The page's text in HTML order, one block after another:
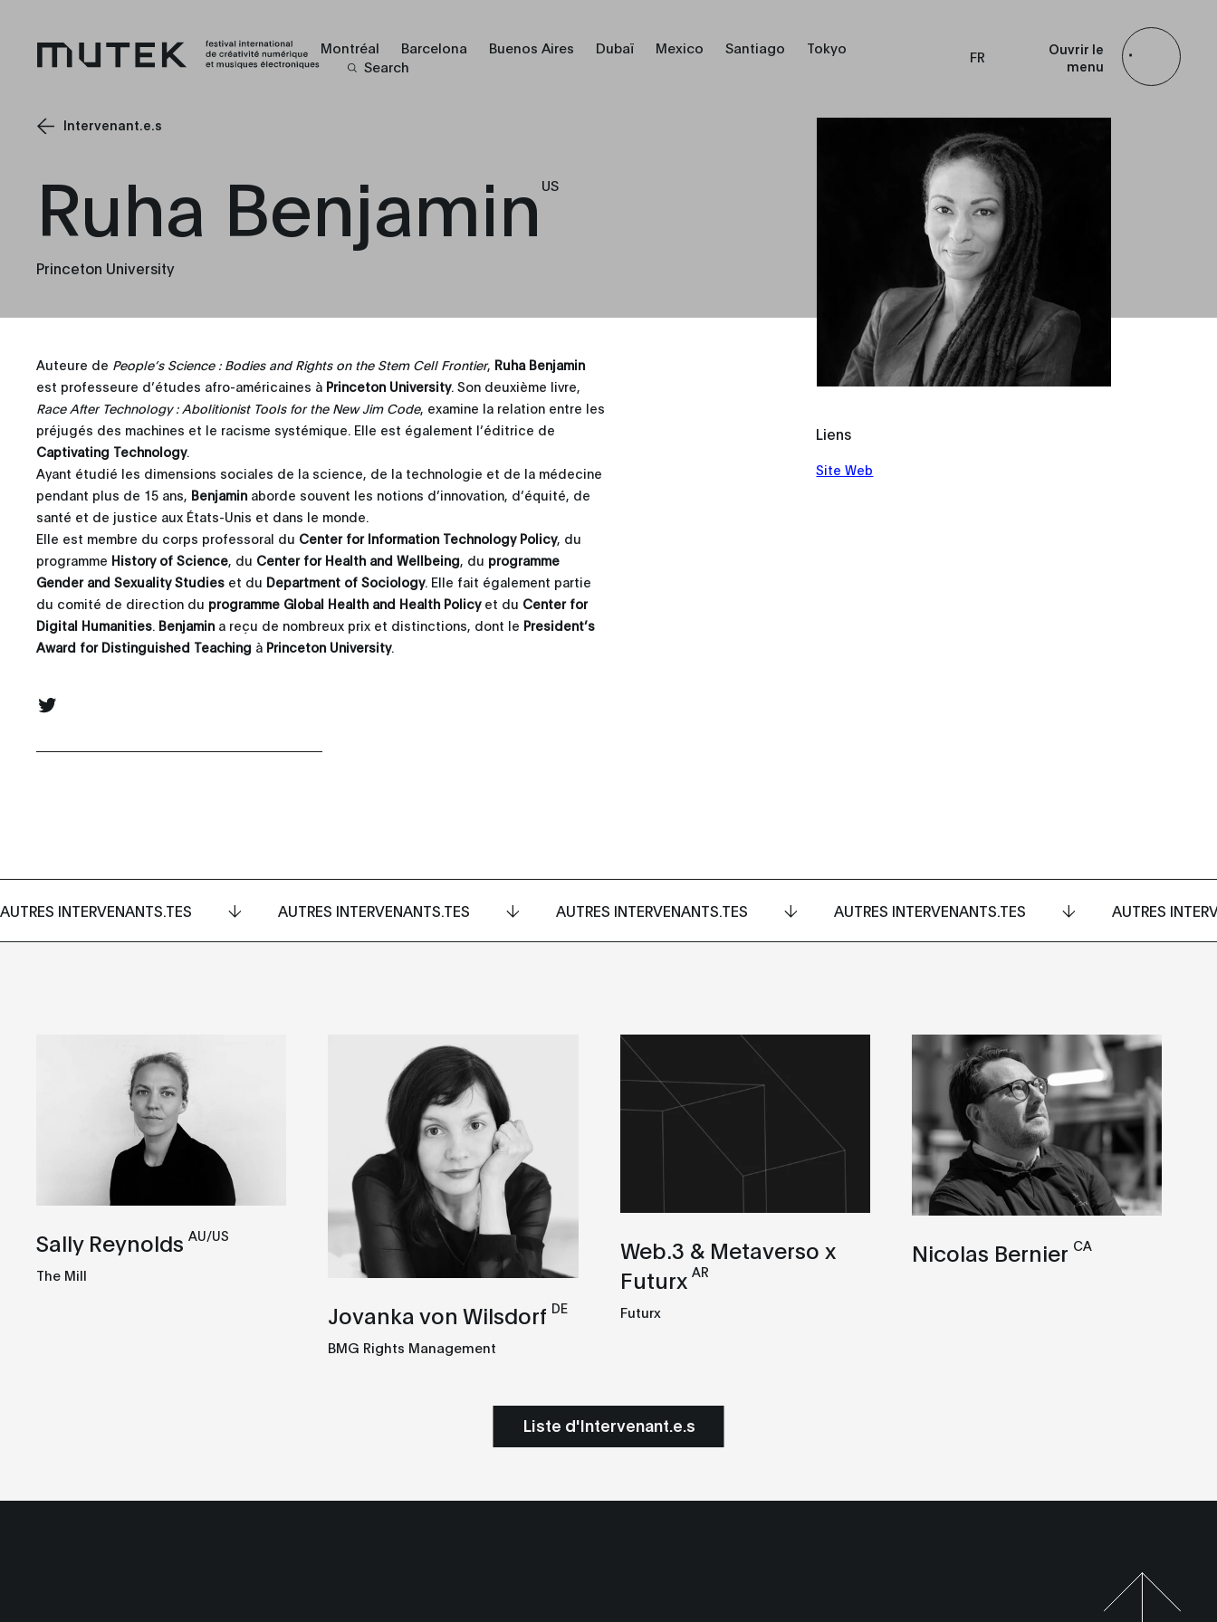
Montréal Barcelona Buenos Aires Dubaï Mexico Santiago
Tokyo
Search
FR
JP
Ouvrir le
menu
Intervenant.e.s
Ruha Benjamin US
Princeton University
Auteure de People’s Science : Bodies and Rights on the Stem Cell Frontier, Ruha Benjamin
est professeure d’études afro-américaines à Princeton University. Son deuxième livre,
Race After Technology : Abolitionist Tools for the New Jim Code, examine la relation entre les
préjugés des machines et le racisme systémique. Elle est également l’éditrice de
Captivating Technology.
Ayant étudié les dimensions sociales de la science, de la technologie et de la médecine
pendant plus de 15 ans, Benjamin aborde souvent les notions d’innovation, d’équité, de
santé et de justice aux États-Unis et dans le monde.
Elle est membre du corps professoral du Center for Information Technology Policy, du
programme History of Science, du Center for Health and Wellbeing, du programme
Gender and Sexuality Studies et du Department of Sociology. Elle fait également partie
du comité de direction du programme Global Health and Health Policyet du Center for
Digital Humanities. Benjamin a reçu de nombreux prix et distinctions, dont le President’s
Award for Distinguished Teaching à Princeton University.
Liens
Site Web
AUTRES INTERVENANTS.TES AUTRES INTERVENANTS.TES AUTRES INTERVENANTS.TES AUTRES INTERVENANTS.TES AUTRES
Sally Reynolds AU/US
The Mill
Jovanka von Wilsdorf DE
BMG Rights Management
Web.3 & Metaverso x
Futurx AR
Futurx
Nicolas Bernier CA
Liste d'Intervenant.e.s